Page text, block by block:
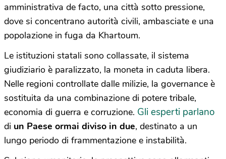
amministrativa de facto, una città sotto pressione,
dove si concentrano autorità civili, ambasciate e una
popolazione in fuga da Khartoum.
Le istituzioni statali sono collassate, il sistema
giudiziario è paralizzato, la moneta in caduta libera.
Nelle regioni controllate dalle milizie, la governance è
sostituita da una combinazione di potere tribale,
economia di guerra e corruzione. Gli esperti parlano
di un Paese ormai diviso in due, destinato a un
lungo periodo di frammentazione e instabilità.